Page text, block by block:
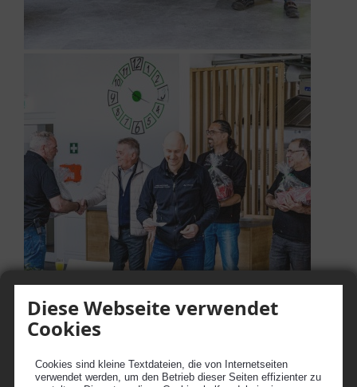
Diese Webseite verwendet
Cookies
Cookies sind kleine Textdateien, die von Internetseiten
verwendet werden, um den Betrieb dieser Seiten effizienter zu